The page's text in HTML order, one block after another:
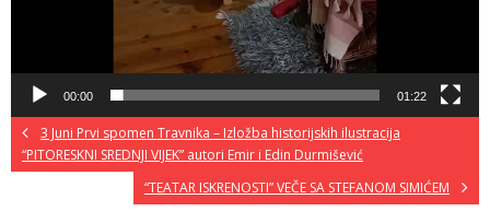
00:00 01:22
3 Juni Prvi spomen Travnika – Izložba historijskih ilustracija
“PITORESKNI SREDNJI VIJEK” autori Emir i Edin Durmišević
“TEATAR ISKRENOSTI” VEČE SA STEFANOM SIMIĆEM